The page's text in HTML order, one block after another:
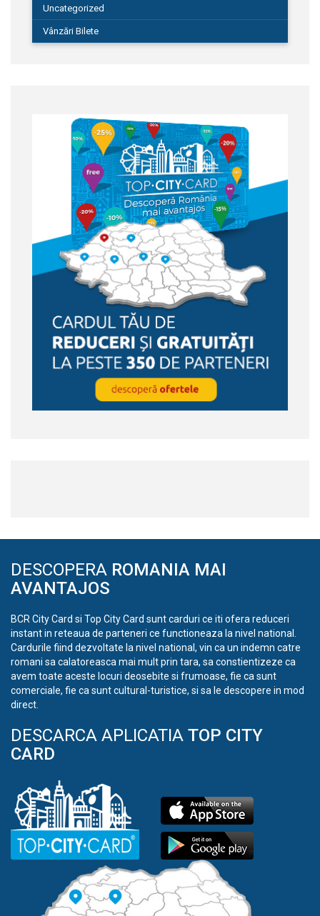
Uncategorized
Vânzări Bilete
DESCOPERA ROMANIA MAI
AVANTAJOS
BCR City Card si Top City Card sunt carduri ce iti ofera reduceri
instant in reteaua de parteneri ce functioneaza la nivel national.
Cardurile fiind dezvoltate la nivel national, vin ca un indemn catre
romani sa calatoreasca mai mult prin tara, sa constientizeze ca
avem toate aceste locuri deosebite si frumoase, fie ca sunt
comerciale, fie ca sunt cultural-turistice, si sa le descopere in mod
direct.
DESCARCA APLICATIA TOP CITY
CARD